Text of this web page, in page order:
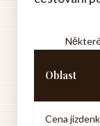
Oblast
Cena